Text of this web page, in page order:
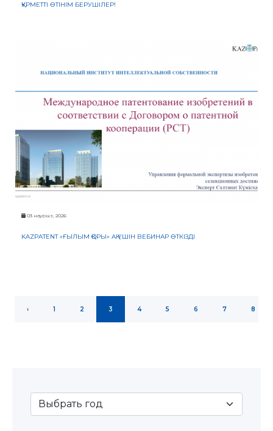
ҚҰРМЕТТІ ӨТІНІМ БЕРУШІЛЕР!
03 наурыз, 2026
KAZPATENT «ҒЫЛЫМ ҚОРЫ» АҚ ҮШІН ВЕБИНАР ӨТКІЗДІ
‹ 1 2 3 4 5 6 7 8